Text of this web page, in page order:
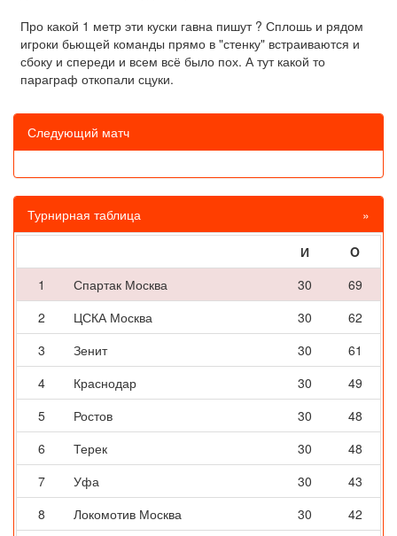
Про какой 1 метр эти куски гавна пишут ? Сплошь и рядом
игроки бьющей команды прямо в "стенку" встраиваются и
сбоку и спереди и всем всё было пох. А тут какой то
параграф откопали сцуки.
Следующий матч
Турнирная таблица »
И
O
1
Спартак Москва 30
69
2
ЦСКА Москва 30
62
3
Зенит 30
61
4
Краснодар 30
49
5
Ростов 30
48
6
Терек 30
48
7
Уфа 30
43
8
Локомотив Москва 30
42